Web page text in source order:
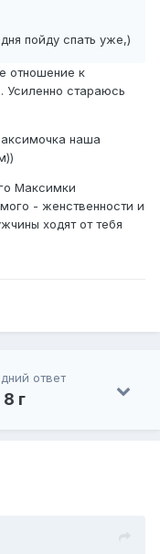
пойду спать уже,)
отношение к
стараюсь
наша
Максимки
- женственности и
ходят от тебя
ответ
8 г